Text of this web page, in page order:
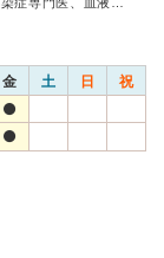
金 土 日 祝